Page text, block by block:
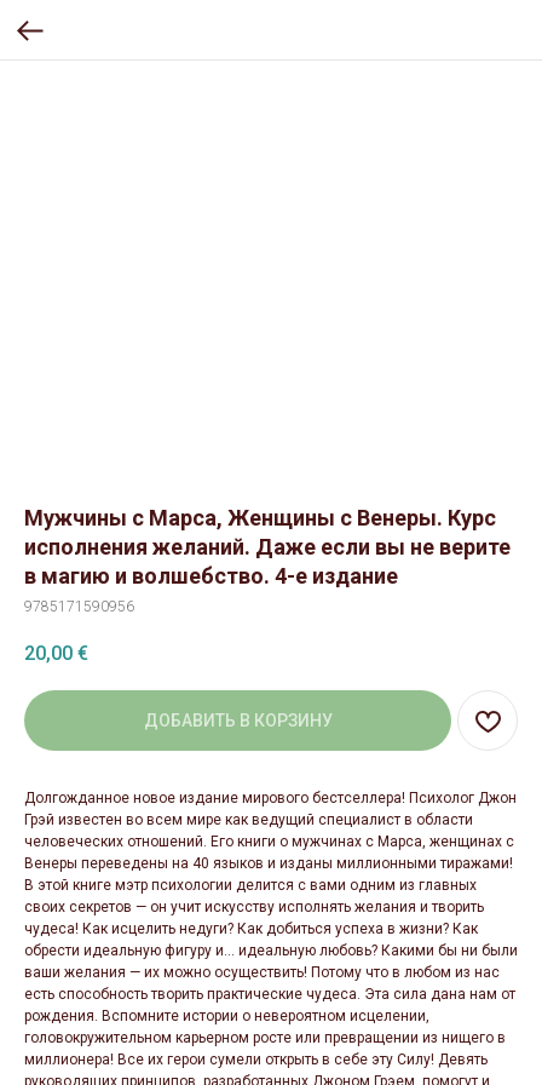
Мужчины с Марса, Женщины с Венеры. Курс
исполнения желаний. Даже если вы не верите
в магию и волшебство. 4-е издание
9785171590956
20,00 €
ДОБАВИТЬ В КОРЗИНУ
Долгожданное новое издание мирового бестселлера! Психолог Джон
Грэй известен во всем мире как ведущий специалист в области
человеческих отношений. Его книги о мужчинах с Марса, женщинах с
Венеры переведены на 40 языков и изданы миллионными тиражами!
В этой книге мэтр психологии делится с вами одним из главных
своих секретов — он учит искусству исполнять желания и творить
чудеса! Как исцелить недуги? Как добиться успеха в жизни? Как
обрести идеальную фигуру и… идеальную любовь? Какими бы ни были
ваши желания — их можно осуществить! Потому что в любом из нас
есть способность творить практические чудеса. Эта сила дана нам от
рождения. Вспомните истории о невероятном исцелении,
головокружительном карьерном росте или превращении из нищего в
миллионера! Все их герои сумели открыть в себе эту Силу! Девять